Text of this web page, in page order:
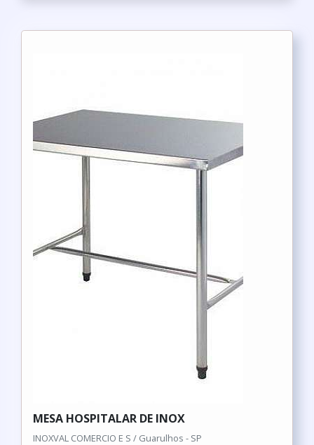
MESA HOSPITALAR DE INOX
INOXVAL COMERCIO E S / Guarulhos - SP